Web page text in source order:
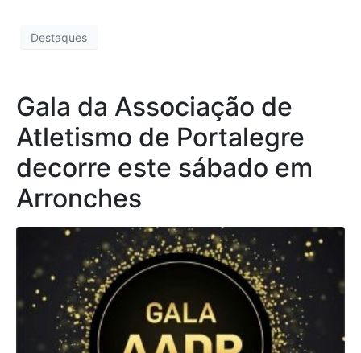
Destaques
Gala da Associação de
Atletismo de Portalegre
decorre este sábado em
Arronches